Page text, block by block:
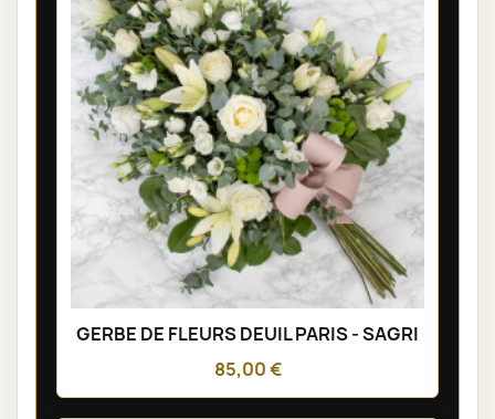
GERBE DE FLEURS DEUIL PARIS - SAGRI
85,00 €